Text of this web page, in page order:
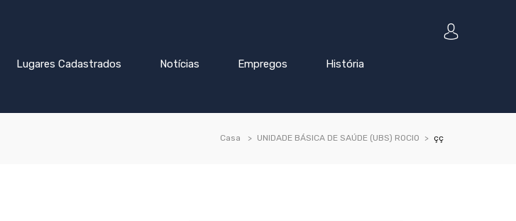
Lugares Cadastrados Notícias Empregos
História
Casa UNIDADE BÁSICA DE SAÚDE (UBS) ROCIO çç